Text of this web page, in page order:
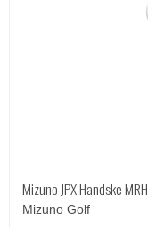
Mizuno JPX Handske MRH
Mizuno Golf